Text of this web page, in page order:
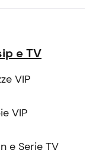
e TV
VIP
VIP
e Serie TV